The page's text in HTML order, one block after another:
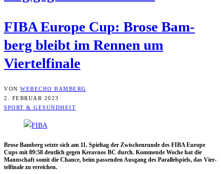
FIBA Euro­pe Cup: Bro­se Bam­
berg bleibt im Ren­nen um
Viertelfinale
VON WEBECHO BAMBERG
2. FEBRUAR 2023
SPORT & GESUNDHEIT
Bro­se Bam­berg setz­te sich am 11. Spiel­tag der Zwi­schen­run­de des FIBA Euro­pe
Cups mit 89:58 deut­lich gegen Kerav­nos BC durch. Kom­men­de Woche hat die
Mann­schaft somit die Chan­ce, beim pas­sen­den Aus­gang des Par­al­lel­spiels, das Vier­
tel­fi­na­le zu erreichen.